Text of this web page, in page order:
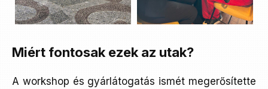
Miért fontosak ezek az utak?
A workshop és gyárlátogatás ismét megerősítette